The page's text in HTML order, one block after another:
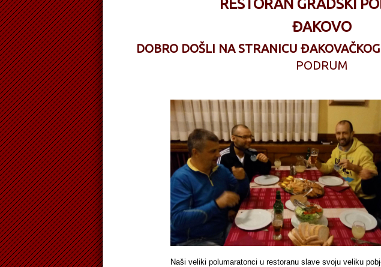
RESTORAN GRADSKI
ĐAKOVO
DOBRO DOŠLI NA STRANICU
PODRUM
Naši veliki polumaratonci u restoranu slave svoju veliku